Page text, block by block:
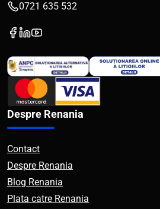
0721 635 532
Despre Renania
Contact
Despre Renania
Blog Renania
Plata catre Renania